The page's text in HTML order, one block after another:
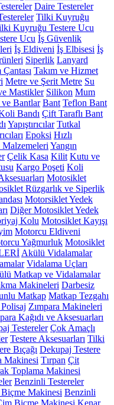
Daire Testereler
Tilki Kuyruğu
Kuyruğu Testere Ucu
Ucu İş Güvenlik
İş Eldiveni İş Elbisesi İş
Siperlik Lanyard
Çantası Takım ve Hizmet
Metre ve Şerit Metre Su
Mastikler Silikon Mum
ve Bantlar Bant Teflon Bant
Bandı Çift Taraflı Bant
Yapıştırıcılar Tutkal
Epoksi Hızlı
Yangın
Çelik Kasa Kilit Kutu ve
Kargo Poşeti Koli
Motosiklet
Rüzgarlık ve Siperlik
Motorsiklet Yedek
Diğer Motosiklet Yedek
Kolu Motosiklet Kayışı
Motorcu Eldiveni
Yağmurluk Motosiklet
Akülü Vidalamalar
Vidalama Uçları
Matkap ve Vidalamalar
Makineleri Darbesiz
Matkap Matkap Tezgahı
Zımpara Makineleri
Kağıdı ve Aksesuarları
Testereler Çok Amaçlı
Testere Aksesuarları Tilki
Bıçağı Dekupaj Testere
Makinesi Tırpan Çit
Toplama Makinesi
Benzinli Testereler
Makinesi Benzinli
Biçme Makinesi Kenar